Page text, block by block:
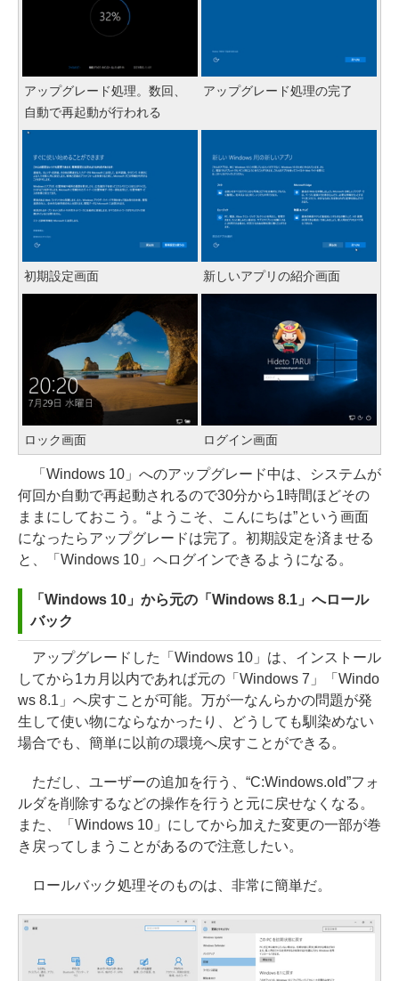
アップグレード処理。数回、
自動で再起動が行われる
アップグレード処理の完了
初期設定画面 新しいアプリの紹介画面
ロック画面 ログイン画面
「Windows 10」へのアップグレード中は、システムが
何回か自動で再起動されるので30分から1時間ほどその
ままにしておこう。“ようこそ、こんにちは”という画面
になったらアップグレードは完了。初期設定を済ませる
と、「Windows 10」へログインできるようになる。
「Windows 10」から元の「Windows 8.1」へロール
バック
アップグレードした「Windows 10」は、インストール
してから1カ月以内であれば元の「Windows 7」「Windo
ws 8.1」へ戻すことが可能。万が一なんらかの問題が発
生して使い物にならなかったり、どうしても馴染めない
場合でも、簡単に以前の環境へ戻すことができる。
ただし、ユーザーの追加を行う、“C:Windows.old”フォ
ルダを削除するなどの操作を行うと元に戻せなくなる。
また、「Windows 10」にしてから加えた変更の一部が巻
き戻ってしまうことがあるので注意したい。
ロールバック処理そのものは、非常に簡単だ。